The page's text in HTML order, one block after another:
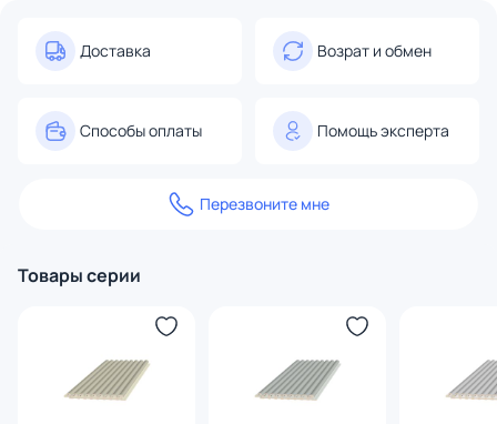
Доставка Возрат и обмен
Способы оплаты Помощь эксперта
Перезвоните мне
Товары серии